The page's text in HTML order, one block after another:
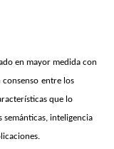
en mayor medida con
consenso entre los
que lo
semánticas, inteligencia